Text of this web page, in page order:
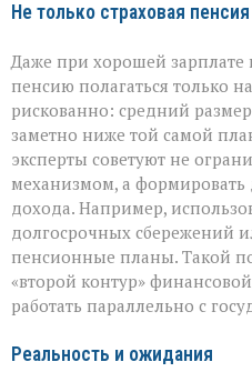
Не только страховая пенсия
Даже при хорошей зарплате
пенсию полагаться только
рискованно: средний
заметно ниже той самой
эксперты советуют не
механизмом, а
дохода. Например,
долгосрочных сбережений
пенсионные планы. Такой
«второй контур»
работать параллельно с
Реальность и ожидания